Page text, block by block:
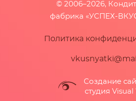
© 2006–2026,
фабрика «УСПЕХ-
Политика
Создание
студия Visual